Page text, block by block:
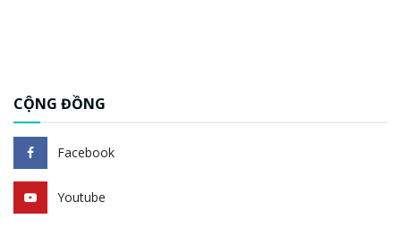
CỘNG ĐỒNG
Facebook
Youtube